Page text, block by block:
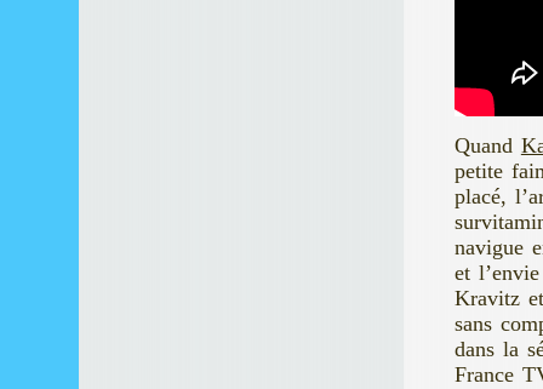
Quand
petite
placé,
navigue
et
Kravitz
sans
dans la
France